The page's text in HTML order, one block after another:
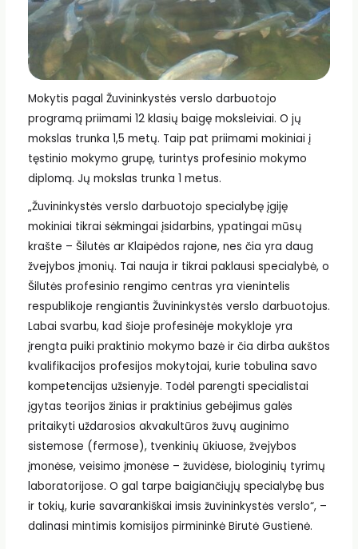
Mokytis pagal Žuvininkystės verslo darbuotojo
programą priimami 12 klasių baigę moksleiviai. O jų
mokslas trunka 1,5 metų. Taip pat priimami mokiniai į
tęstinio mokymo grupę, turintys profesinio mokymo
diplomą. Jų mokslas trunka 1 metus.
„Žuvininkystės verslo darbuotojo specialybę įgiję
mokiniai tikrai sėkmingai įsidarbins, ypatingai mūsų
krašte – Šilutės ar Klaipėdos rajone, nes čia yra daug
žvejybos įmonių. Tai nauja ir tikrai paklausi specialybė, o
Šilutės profesinio rengimo centras yra vienintelis
respublikoje rengiantis Žuvininkystės verslo darbuotojus.
Labai svarbu, kad šioje profesinėje mokykloje yra
įrengta puiki praktinio mokymo bazė ir čia dirba aukštos
kvalifikacijos profesijos mokytojai, kurie tobulina savo
kompetencijas užsienyje. Todėl parengti specialistai
įgytas teorijos žinias ir praktinius gebėjimus galės
pritaikyti uždarosios akvakultūros žuvų auginimo
sistemose (fermose), tvenkinių ūkiuose, žvejybos
įmonėse, veisimo įmonėse – žuvidėse, biologinių tyrimų
laboratorijose. O gal tarpe baigiančiųjų specialybę bus
ir tokių, kurie savarankiškai imsis žuvininkystės verslo“, –
dalinasi mintimis komisijos pirmininkė Birutė Gustienė.